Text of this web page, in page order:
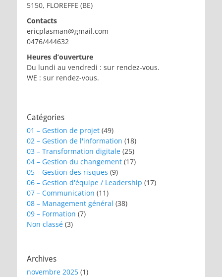
5150, FLOREFFE (BE)
Contacts
ericplasman@gmail.com
0476/444632
Heures d’ouverture
Du lundi au vendredi : sur rendez-vous.
WE : sur rendez-vous.
Catégories
01 – Gestion de projet (49)
02 – Gestion de l'information (18)
03 – Transformation digitale (25)
04 – Gestion du changement (17)
05 – Gestion des risques (9)
06 – Gestion d'équipe / Leadership (17)
07 – Communication (11)
08 – Management général (38)
09 – Formation (7)
Non classé (3)
Archives
novembre 2025 (1)